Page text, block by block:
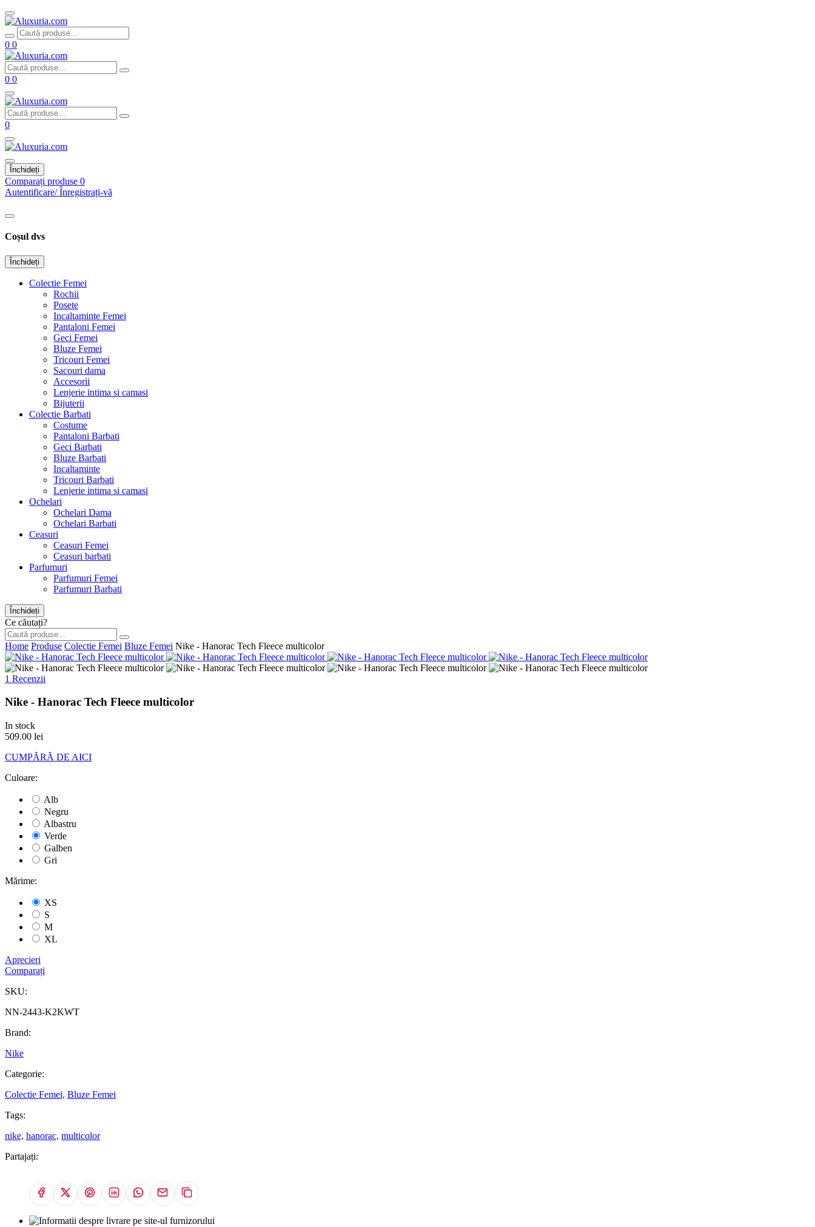
0 0
0 0
0
Închideți
Comparați produse 0
Autentificare/ Înregistrați-vă
Coșul dvs
Închideți
Colectie Femei
Rochii
Posete
Incaltaminte Femei
Pantaloni Femei
Geci Femei
Bluze Femei
Tricouri Femei
Sacouri dama
Accesorii
Lenjerie intima si camasi
Bijuterii
Colectie Barbati
Costume
Pantaloni Barbati
Geci Barbati
Bluze Barbati
Incaltaminte
Tricouri Barbati
Lenjerie intima si camasi
Ochelari
Ochelari Dama
Ochelari Barbati
Ceasuri
Ceasuri Femei
Ceasuri barbati
Parfumuri
Parfumuri Femei
Parfumuri Barbati
Închideți
Ce căutați?
Home Produse Colectie Femei Bluze Femei Nike - Hanorac Tech Fleece multicolor
1 Recenzii
Nike - Hanorac Tech Fleece multicolor
In stock
509.00 lei
CUMPĂRĂ DE AICI
Culoare:
Alb
Negru
Albastru
Verde
Galben
Gri
Mărime:
XS
S
M
XL
Aprecieri
Comparați
SKU:
NN-2443-K2KWT
Brand:
Nike
Categorie:
Colectie Femei, Bluze Femei
Tags:
nike, hanorac, multicolor
Partajați: